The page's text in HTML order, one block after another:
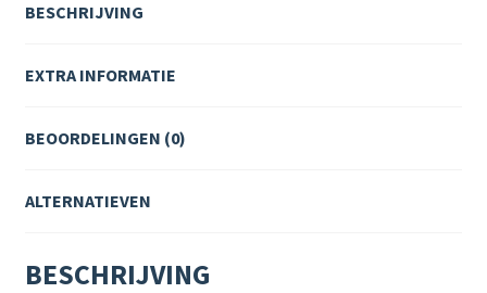
BESCHRIJVING
EXTRA INFORMATIE
BEOORDELINGEN (0)
ALTERNATIEVEN
BESCHRIJVING